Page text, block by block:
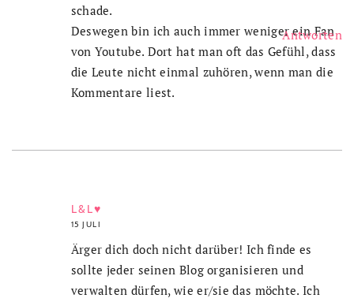
schade.
Deswegen bin ich auch immer weniger ein Fan
von Youtube. Dort hat man oft das Gefühl, dass
die Leute nicht einmal zuhören, wenn man die
Kommentare liest.
L&L♥
15 JULI
Antworten
Ärger dich doch nicht darüber! Ich finde es
sollte jeder seinen Blog organisieren und
verwalten dürfen, wie er/sie das möchte. Ich